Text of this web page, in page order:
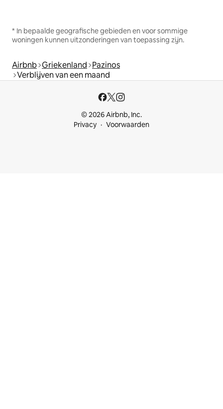
* In bepaalde geografische gebieden en voor sommige
woningen kunnen uitzonderingen van toepassing zijn.
Airbnb Griekenland Pazinos
Verblijven van een maand
© 2026 Airbnb, Inc.
Privacy
Voorwaarden